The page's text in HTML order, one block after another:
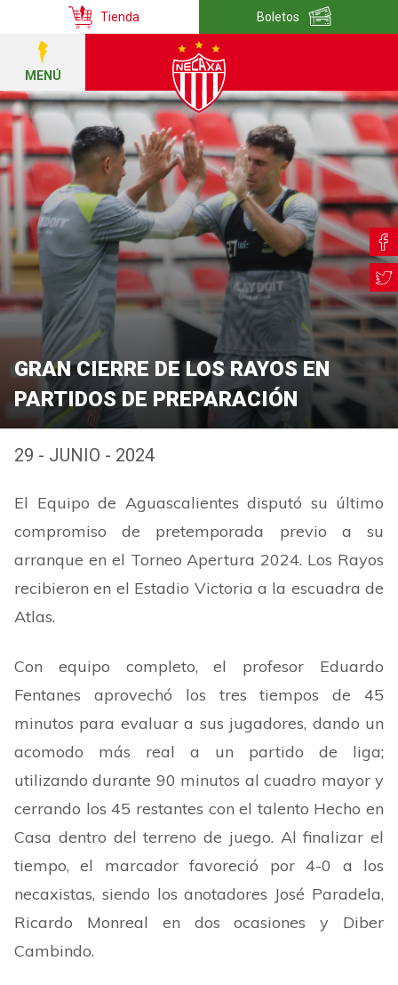
Tienda Boletos
MENÚ
GRAN CIERRE DE LOS RAYOS EN
PARTIDOS DE PREPARACIÓN
29 - JUNIO - 2024
El Equipo de Aguascalientes disputó su último
compromiso de pretemporada previo a su
arranque en el Torneo Apertura 2024. Los Rayos
recibieron en el Estadio Victoria a la escuadra de
Atlas.
Con equipo completo, el profesor Eduardo
Fentanes aprovechó los tres tiempos de 45
minutos para evaluar a sus jugadores, dando un
acomodo más real a un partido de liga;
utilizando durante 90 minutos al cuadro mayor y
cerrando los 45 restantes con el talento Hecho en
Casa dentro del terreno de juego. Al finalizar el
tiempo, el marcador favoreció por 4-0 a los
necaxistas, siendo los anotadores José Paradela,
Ricardo Monreal en dos ocasiones y Diber
Cambindo.